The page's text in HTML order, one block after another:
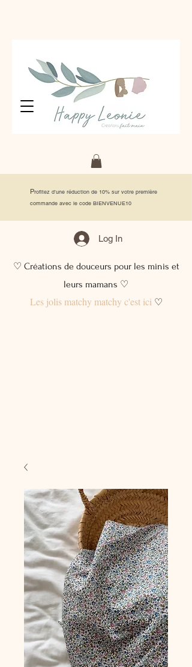
Profitez d'une réduction de 10% sur votre première
commande avec le code BIENVENUE10
Log In
♡ Créations de douceurs pour les minis et
leurs mamans ♡
Les jolis matchy matchy c'est ici♡